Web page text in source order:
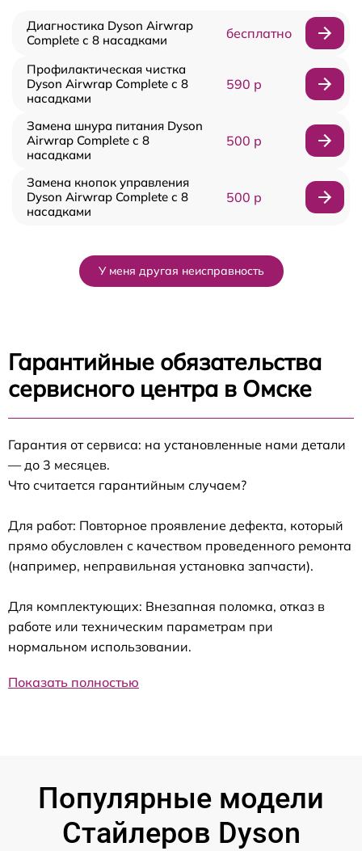
Диагностика Dyson Airwrap
Complete с 8 насадками
бесплатно
Профилактическая чистка
Dyson Airwrap Complete с 8
насадками
590 р
Замена шнура питания Dyson
Airwrap Complete с 8
насадками
500 р
Замена кнопок управления
Dyson Airwrap Complete с 8
насадками
500 р
У меня другая неисправность
Гарантийные обязательства
сервисного центра в Омске
Гарантия от сервиса: на установленные нами детали
— до 3 месяцев.
Что считается гарантийным случаем?
Для работ: Повторное проявление дефекта, который
прямо обусловлен с качеством проведенного ремонта
(например, неправильная установка запчасти).
Для комплектующих: Внезапная поломка, отказ в
работе или техническим параметрам при
нормальном использовании.
Показать полностью
Популярные модели
Стайлеров Dyson